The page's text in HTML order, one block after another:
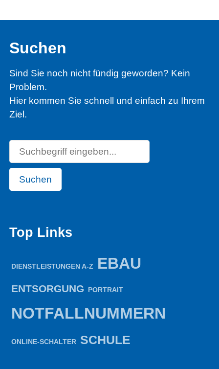
Suchen
Sind Sie noch nicht fündig geworden? Kein
Problem.
Hier kommen Sie schnell und einfach zu Ihrem
Ziel.
Suchen
Top Links
DIENSTLEISTUNGEN A-Z EBAU
ENTSORGUNG PORTRAIT
NOTFALLNUMMERN
ONLINE-SCHALTER SCHULE